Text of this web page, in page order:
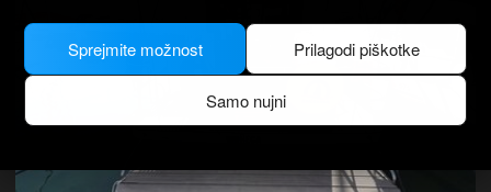
Prilagodi piškotke
Samo nujni
Sprejmite možnost